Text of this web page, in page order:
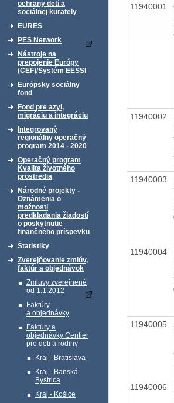
ochrany detí a
sociálnej kurately
EURES
PES Network
Nástroje na
prepojenie Európy
(CEF)/Systém EESSI
Európsky sociálny
fond
Fond pre azyl,
migráciu a integráciu
Integrovaný
regionálny operačný
program 2014 - 2020
Operačný program
Kvalita životného
prostredia
Národné projekty -
Oznámenia o
možnosti
predkladania žiadostí
o poskytnutie
finančného príspevku
Štatistiky
Zverejňovanie zmlúv,
faktúr a objednávok
Zmluvy zverejnené
od 1.1.2012
Faktúry
a objednávky
Faktúry a
objednávky Centier
pre deti a rodiny
Kraj - Bratislava
Kraj - Banská
Bystrica
Kraj - Košice
11940001
11940002
11940003
11940004
11940005
11940006